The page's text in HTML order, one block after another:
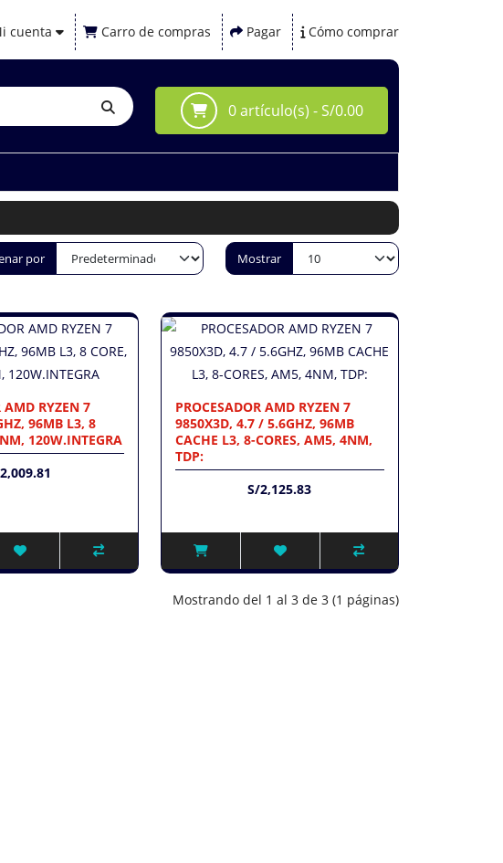
cuenta Carro de compras Pagar Cómo comprar
0 artículo(s) - S/0.00
por Mostrar
AMD RYZEN 7
96MB L3, 8
120W.INTEGRA
PROCESADOR AMD RYZEN 7
9850X3D, 4.7 / 5.6GHZ, 96MB
CACHE L3, 8-CORES, AM5, 4NM,
TDP:
S/2,125.83
Mostrando del 1 al 3 de 3 (1 páginas)